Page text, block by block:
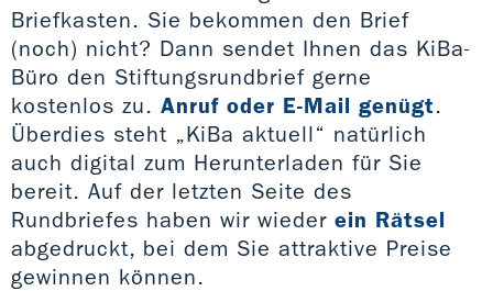
Briefkasten. Sie bekommen den Brief
(noch) nicht? Dann sendet Ihnen das KiBa-
Büro den Stiftungsrundbrief gerne
kostenlos zu. Anruf oder E-Mail genügt.
Überdies steht „KiBa aktuell“ natürlich
auch digital zum Herunterladen für Sie
bereit. Auf der letzten Seite des
Rundbriefes haben wir wieder ein Rätsel
abgedruckt, bei dem Sie attraktive Preise
gewinnen können.